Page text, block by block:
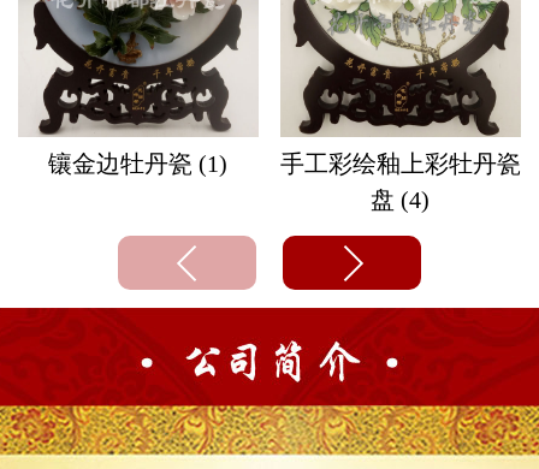
镶金边牡丹瓷 (1)
手工彩绘釉上彩牡丹瓷
盘 (4)